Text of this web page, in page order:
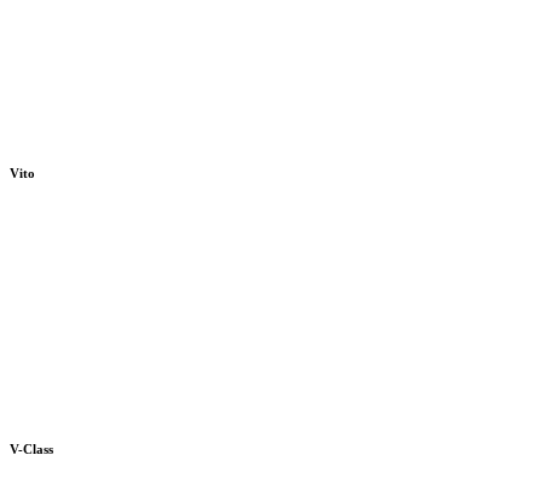
Vito
V-Class